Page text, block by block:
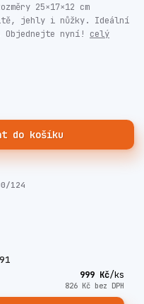
25×17×12 cm
jehly i nůžky. Ideální
Objednejte nyní! celý
do košíku
124
999 Kč/ks
826 Kč bez DPH